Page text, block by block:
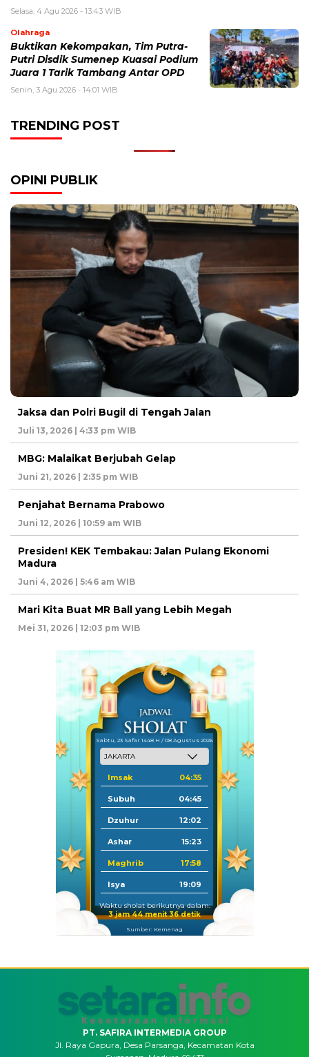
Selasa, 4 Agu 2026 - 13:43 WIB
Olahraga
Buktikan Kekompakan, Tim Putra-
Putri Disdik Sumenep Kuasai Podium
Juara 1 Tarik Tambang Antar OPD
Senin, 3 Agu 2026 - 14:01 WIB
TRENDING POST
OPINI PUBLIK
Jaksa dan Polri Bugil di Tengah Jalan
Juli 13, 2026 | 4:33 pm WIB
MBG: Malaikat Berjubah Gelap
Juni 21, 2026 | 2:35 pm WIB
Penjahat Bernama Prabowo
Juni 12, 2026 | 10:59 am WIB
Presiden! KEK Tembakau: Jalan Pulang Ekonomi
Madura
Juni 4, 2026 | 5:46 am WIB
Mari Kita Buat MR Ball yang Lebih Megah
Mei 31, 2026 | 12:03 pm WIB
Sabtu, 23 Safar 1448 H / 08 Agustus 2026
Imsak 04:35
Subuh 04:45
Dzuhur 12:02
Ashar 15:23
Maghrib 17:58
Isya 19:09
Waktu sholat berikutnya dalam:
3 jam 44 menit 35 detik
Sumber: Kemenag
PT. SAFIRA INTERMEDIA GROUP
Jl. Raya Gapura, Desa Parsanga, Kecamatan Kota